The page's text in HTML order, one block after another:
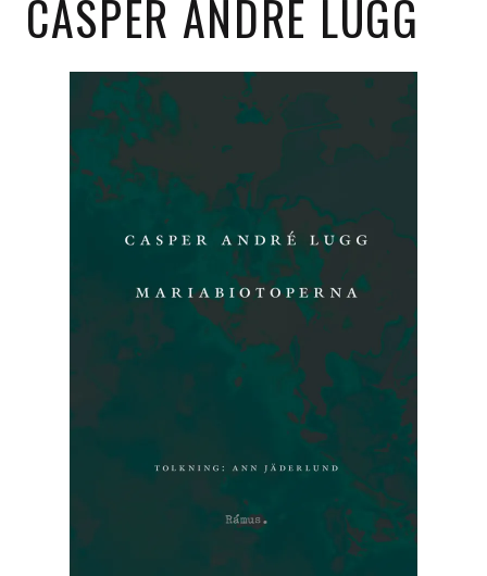
CASPER ANDRÉ LUGG